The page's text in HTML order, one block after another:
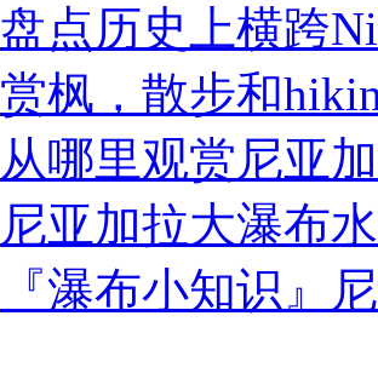
盘点历史上横跨
赏枫，散步和
从哪里观赏尼亚
尼亚加拉大瀑布
『瀑布小知识』